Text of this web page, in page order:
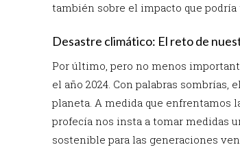
también sobre el impacto que
Desastre climático: El reto de
Por último, pero no menos
el año 2024. Con palabras
planeta. A medida que enfrentamos
profecía nos insta a tomar medidas
sostenible para las generaciones